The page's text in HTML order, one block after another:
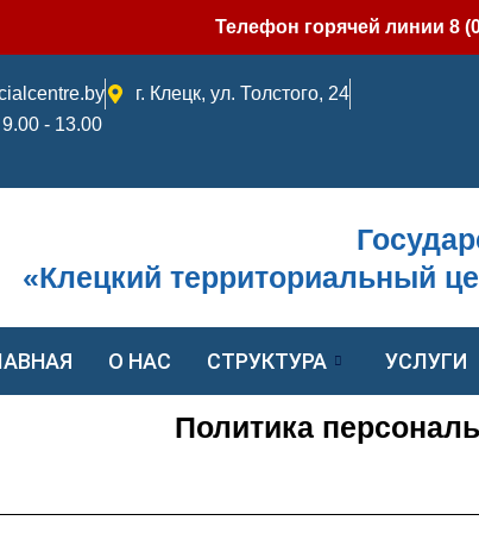
Телефон горячей линии 8
г. Клецк, ул. Толстого, 24
- 13.00
«Клецкий территориальный
О НАС СТРУКТУРА УСЛУГИ
Политика